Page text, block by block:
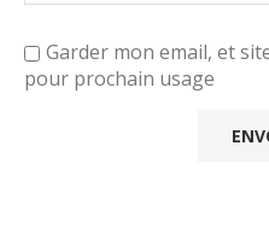
Garder mon email, et
pour prochain usage